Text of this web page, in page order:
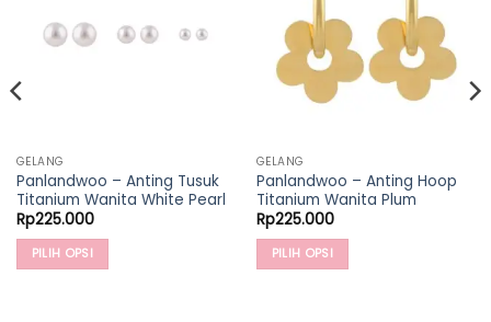
GELANG
Panlandwoo – Anting Tusuk
Titanium Wanita White Pearl
Rp225.000
PILIH OPSI
GELANG
Panlandwoo – Anting Hoop
Titanium Wanita Plum
Rp225.000
PILIH OPSI